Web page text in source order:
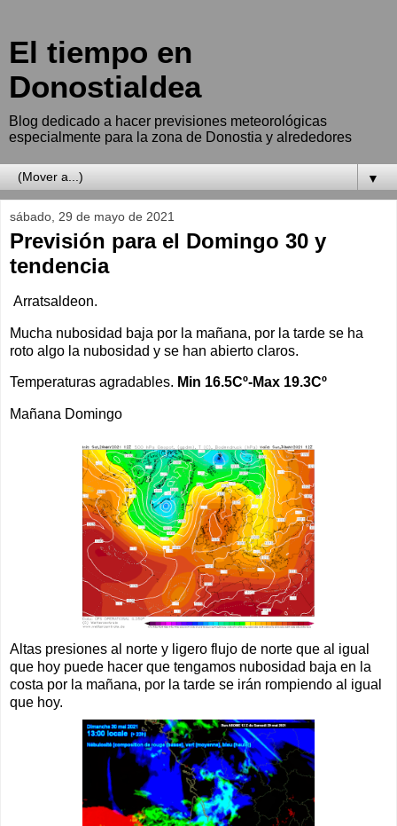
El tiempo en
Donostialdea
Blog dedicado a hacer previsiones meteorológicas
especialmente para la zona de Donostia y alrededores
▼
sábado, 29 de mayo de 2021
Previsión para el Domingo 30 y
tendencia
Arratsaldeon.
Mucha nubosidad baja por la mañana, por la tarde se ha
roto algo la nubosidad y se han abierto claros.
Temperaturas agradables. Min 16.5Cº-Max 19.3Cº
Mañana Domingo
Altas presiones al norte y ligero flujo de norte que al igual
que hoy puede hacer que tengamos nubosidad baja en la
costa por la mañana, por la tarde se irán rompiendo al igual
que hoy.